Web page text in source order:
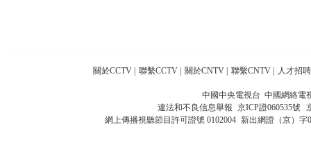
關於CCTV 聯繫CCTV 關於CNTV 聯繫CNTV 人才招聘
中國中央電視台 中國網絡電
違法和不良信息舉報 京ICP證060535號
網上傳播視聽節目許可證號 0102004 新出網證（京）